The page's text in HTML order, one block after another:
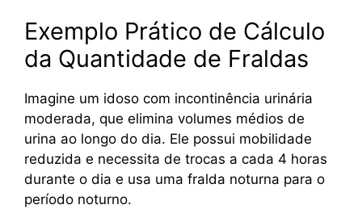
Exemplo Prático de Cálculo
da Quantidade de Fraldas
Imagine um idoso com incontinência urinária
moderada, que elimina volumes médios de
urina ao longo do dia. Ele possui mobilidade
reduzida e necessita de trocas a cada 4 horas
durante o dia e usa uma fralda noturna para o
período noturno.